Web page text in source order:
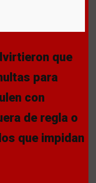
que
para
con
de regla o
que impidan